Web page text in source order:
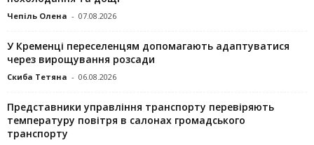
Чепіль Олена - 07.08.2026
У Кременці переселенцям допомагають адаптуватися
через вирощування розсади
Скиба Тетяна - 06.08.2026
Представники управління транспорту перевіряють
температуру повітря в салонах громадського
транспорту